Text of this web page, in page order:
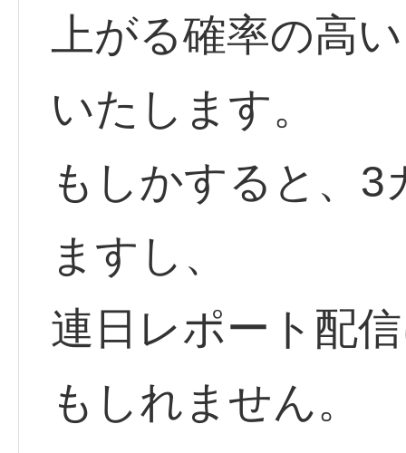
上がる確率の高
いたします。
もしかすると、
ますし、
連日レポート配
もしれません。